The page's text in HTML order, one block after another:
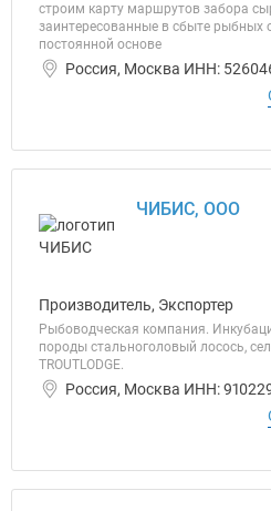
строим карту маршрутов забора
заинтересованные в сбыте рыбных
постоянной основе
Россия, Москва ИНН:
ЧИБИС, ООО
Производитель, Экспортер
Рыбоводческая компания.
породы стальноголовый лосось,
TROUTLODGE.
Россия, Москва ИНН: